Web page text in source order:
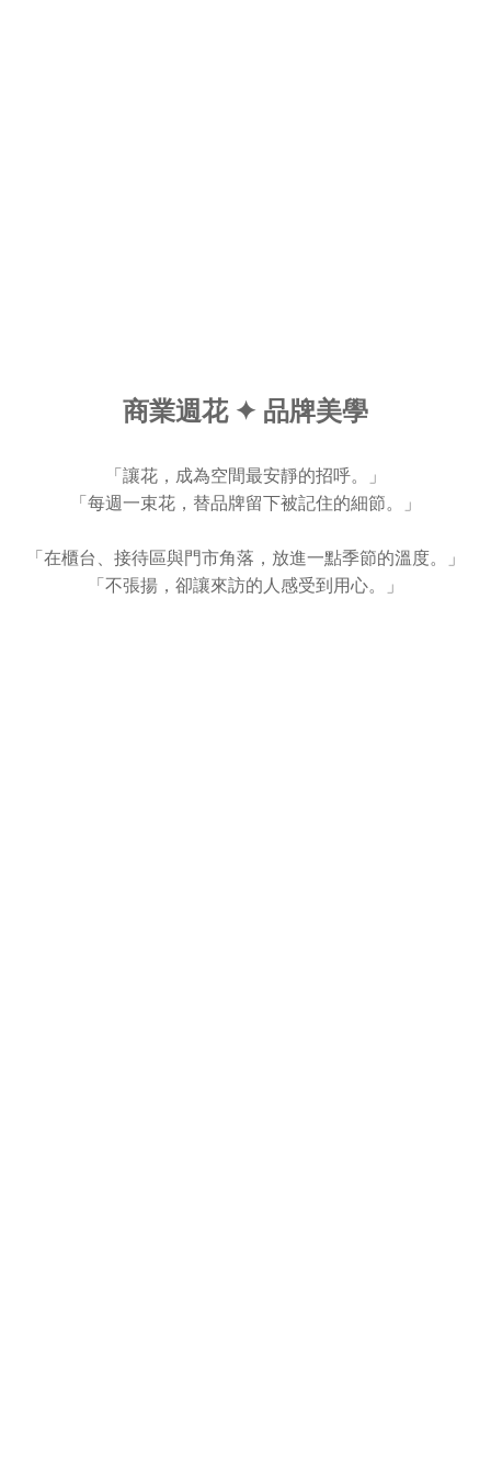
商業週花 ✦ 品牌美學
「讓花，成為空間最安靜的招呼。」
「每週一束花，替品牌留下被記住的細節。」
「在櫃台、接待區與門市角落，放進一點季節的溫度。」
「不張揚，卻讓來訪的人感受到用心。」